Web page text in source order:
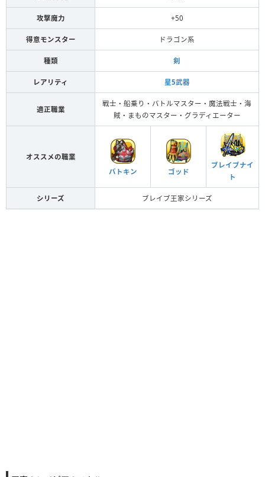
攻撃魔力 +50
得意モンスター ドラゴン系
種類 剣
レアリティ 星5武器
適正職業
戦士・船乗り・バトルマスター・魔法戦士・海
賊・まものマスター・グラディエーター
オススメの職業
バトキン
ゴッド
ブレイブナイ
ト
シリーズ ブレイブ王家シリーズ